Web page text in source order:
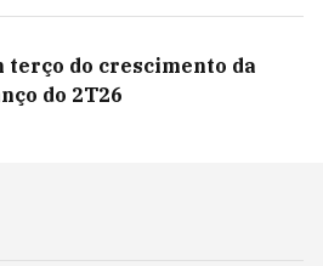
terço do crescimento da
do 2T26